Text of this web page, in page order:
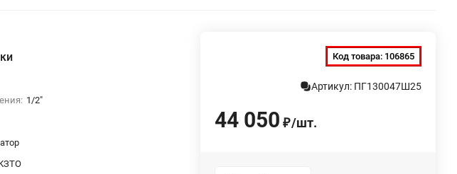
1/2"
Код товара: 106865
Артикул: ПГ130047Ш25
44 050 ₽/шт.